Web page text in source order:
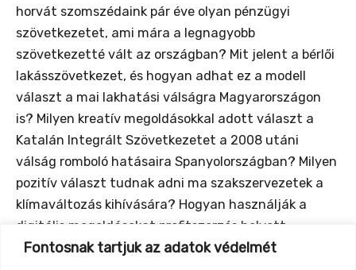
Fontosnak tartjuk az adatok védelmét
horvát szomszédaink pár éve olyan pénzügyi
szövetkezetet, ami mára a legnagyobb
szövetkezetté vált az országban? Mit jelent a bérlői
lakásszövetkezet, és hogyan adhat ez a modell
választ a mai lakhatási válságra Magyarországon
is? Milyen kreatív megoldásokkal adott választ a
Katalán Integrált Szövetkezetet a 2008 utáni
válság romboló hatásaira Spanyolországban? Milyen
pozitív választ tudnak adni ma szakszervezetek a
klímaváltozás kihívására? Hogyan használják a
digitális megoldásokat profitszerzés helyett
közösségi megoldásokra a platform-szövetkezetek?